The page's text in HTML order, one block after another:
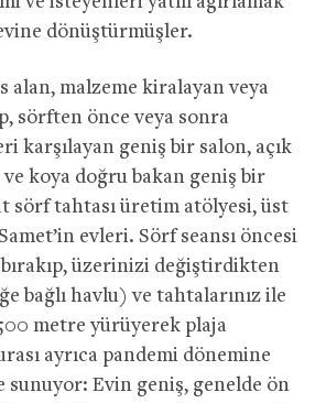
dönüştürmüşler.
alan, malzeme kiralayan veya
sörften önce veya sonra
karşılayan geniş bir salon, açık
koya doğru bakan geniş bir
sörf tahtası üretim atölyesi, üst
evleri. Sörf seansı öncesi
bırakıp, üzerinizi değiştirdikten
bağlı havlu) ve tahtalarınız ile
metre yürüyerek plaja
ayrıca pandemi dönemine
Evin geniş, genelde ön